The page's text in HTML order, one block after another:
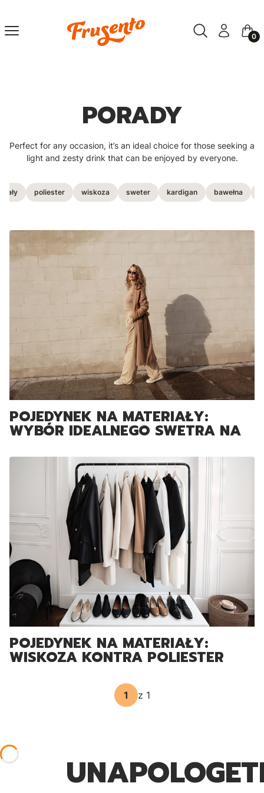
Menu Otwórz
SzukajZaloguj się
PORADY
Perfect for any occasion, it’s an ideal choice for those seeking a
light and zesty drink that can be enjoyed by everyone.
poliester wiskoza sweter kardigan bawełna
POJEDYNEK NA MATERIAŁY:
WYBÓR IDEALNEGO SWETRA NA
POJEDYNEK NA MATERIAŁY:
WISKOZA KONTRA POLIESTER
z 1